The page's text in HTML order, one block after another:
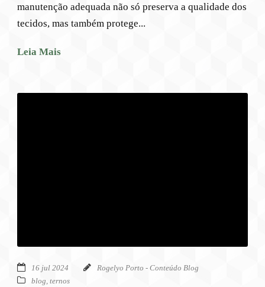
manutenção adequada não só preserva a qualidade dos
tecidos, mas também protege...
Leia Mais
16 jul 2024
Rogelyo Porto - Conteúdo Blog
blog ternos